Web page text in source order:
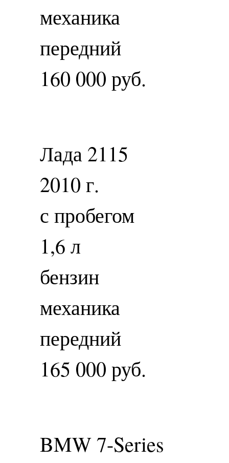
механика
передний
160 000 руб.
Лада 2115
2010 г.
с пробегом
1,6 л
бензин
механика
передний
165 000 руб.
BMW 7-Series